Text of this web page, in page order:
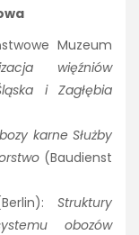
Muzeum
więźniów
i Zagłębia
karne Służby
(Baudienst
Struktury
obozów